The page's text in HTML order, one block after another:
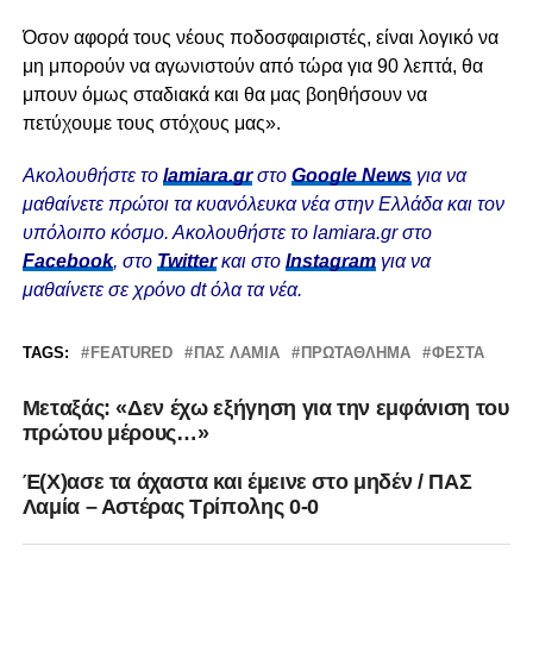
Όσον αφορά τους νέους ποδοσφαιριστές, είναι λογικό να
μη μπορούν να αγωνιστούν από τώρα για 90 λεπτά, θα
μπουν όμως σταδιακά και θα μας βοηθήσουν να
πετύχουμε τους στόχους μας».
Ακολουθήστε το lamiara.grστο Google Newsγια να
μαθαίνετε πρώτοι τα κυανόλευκα νέα στην Ελλάδα και τον
υπόλοιπο κόσμο. Ακολουθήστε το lamiara.gr στο
Facebook, στο Twitterκαι στο Instagram για να
μαθαίνετε σε χρόνο dt όλα τα νέα.
TAGS: FEATURED ΠΑΣ ΛΑΜΙΑ ΠΡΩΤΆΘΛΗΜΑ ΦΕΣΤΑ
Μεταξάς: «Δεν έχω εξήγηση για την εμφάνιση του
πρώτου μέρους…»
Έ(Χ)ασε τα άχαστα και έμεινε στο μηδέν / ΠΑΣ
Λαμία – Αστέρας Τρίπολης 0-0